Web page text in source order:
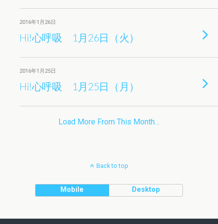
2016年1月26日
Hi!心呼吸 1月26日（火）
2016年1月25日
Hi!心呼吸 1月25日（月）
Load More From This Month…
Back to top
Mobile Desktop